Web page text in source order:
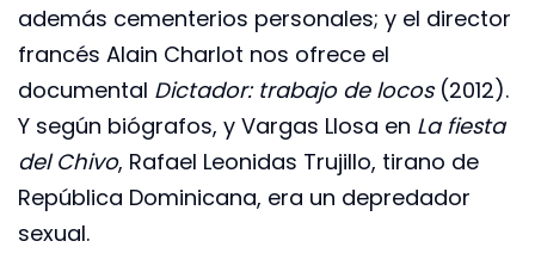
además cementerios personales; y el director
francés Alain Charlot nos ofrece el
documental Dictador: trabajo de locos(2012).
Y según biógrafos, y Vargas Llosa en La fiesta
del Chivo, Rafael Leonidas Trujillo, tirano de
República Dominicana, era un depredador
sexual.